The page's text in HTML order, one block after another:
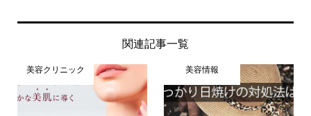
関連記事一覧
美容クリニック 美容情報